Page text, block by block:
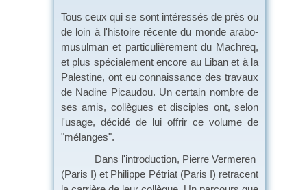
Tous ceux qui se sont intéressés de près ou
de loin à l'histoire récente du monde arabo-
musulman et particulièrement du Machreq,
et plus spécialement encore au Liban et à la
Palestine, ont eu connaissance des travaux
de Nadine Picaudou. Un certain nombre de
ses amis, collègues et disciples ont, selon
l'usage, décidé de lui offrir ce volume de
"mélanges".
Dans l'introduction, Pierre Vermeren
(Paris I) et Philippe Pétriat (Paris I) retracent